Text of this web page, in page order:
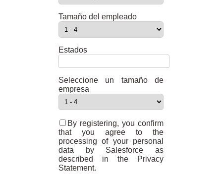
Tamaño del empleado
Estados
Seleccione un tamaño de
empresa
By registering, you confirm
that you agree to the
processing of your personal
data by Salesforce as
described in the Privacy
Statement.